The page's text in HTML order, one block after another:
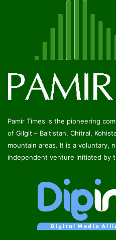
Pamir Times is the pioneering
of Gilgit – Baltistan, Chitral,
mountain areas. It is a voluntary,
independent venture initiated by